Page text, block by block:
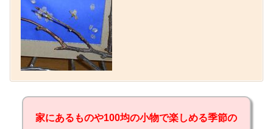
家にあるものや100均の小物で楽しめる季節の